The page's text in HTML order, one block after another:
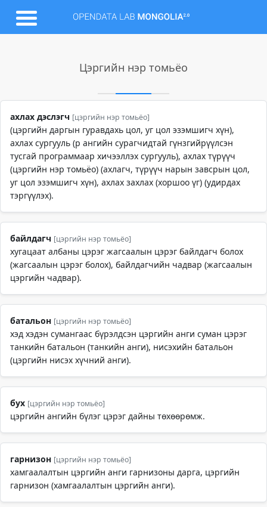
Цэргийн нэр томьёо
ахлах дэслэгч [цэргийн нэр томьёо]
(цэргийн даргын гуравдахь цол, уг цол эзэмшигч хүн),
ахлах сургууль (р ангийн сурагчидтай гүнзгийрүүлсэн
тусгай программаар хичээллэх сургууль), ахлах түрүүч
(цэргийн нэр томьёо) (ахлагч, түрүүч нарын завсрын цол,
уг цол эзэмшигч хүн), ахлах захлах (хоршоо үг) (удирдах
тэргүүлэх).
байлдагч [цэргийн нэр томьёо]
хугацаат албаны цэрэг жагсаалын цэрэг байлдагч болох
(жагсаалын цэрэг болох), байлдагчийн чадвар (жагсаалын
цэргийн чадвар).
батальон [цэргийн нэр томьёо]
хэд хэдэн сумангаас бүрэлдсэн цэргийн анги суман цэрэг
танкийн батальон (танкийн анги), нисэхийн батальон
(цэргийн нисэх хүчний анги).
бух [цэргийн нэр томьёо]
цэргийн ангийн бүлэг цэрэг дайны төхөөрөмж.
гарнизон [цэргийн нэр томьёо]
хамгаалалтын цэргийн анги гарнизоны дарга, цэргийн
гарнизон (хамгаалалтын цэргийн анги).